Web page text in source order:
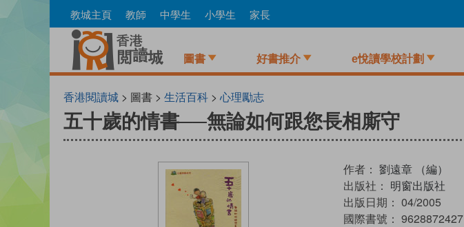
to
教城主頁 教師 中學生 小學生 家長
圖書 好書推介 e悅讀學校計劃
香港閱讀城 > 圖書 > 生活百科 > 心理勵志
五十歲的情書──無論如何跟您長相廝守
作者： 劉遠章 （編）
出版社： 明窗出版社
出版日期： 04/2005
國際書號： 9628872427